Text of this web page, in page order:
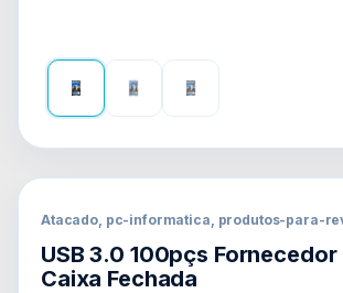
Atacado, pc-informatica, produtos-para-
USB 3.0 100pçs
Caixa Fechada